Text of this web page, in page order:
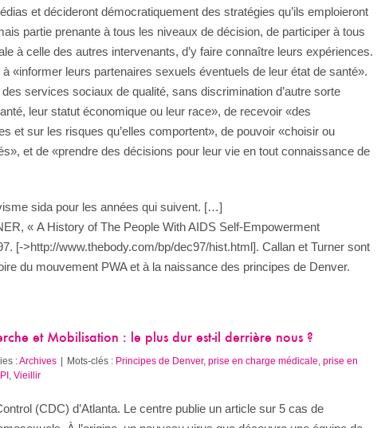
et décideront démocratiquement des stratégies qu’ils emploieront
partie prenante à tous les niveaux de décision, de participer à tous
à celle des autres intervenants, d’y faire connaître leurs expériences.
«informer leurs partenaires sexuels éventuels de leur état de santé».
services sociaux de qualité, sans discrimination d’autre sorte
leur statut économique ou leur race», de recevoir «des
et sur les risques qu’elles comportent», de pouvoir «choisir ou
et de «prendre des décisions pour leur vie en tout connaissance de
sida pour les années qui suivent. […]
« A History of The People With AIDS Self-Empowerment
[->http://www.thebody.com/bp/dec97/hist.html]. Callan et Turner sont
du mouvement PWA et à la naissance des principes de Denver.
et Mobilisation : le plus dur est-il derrière nous ?
:Archives | Mots-clés : Principes de Denver, prise en charge médicale prise en
Vieillir
(CDC) d’Atlanta. Le centre publie un article sur 5 cas de